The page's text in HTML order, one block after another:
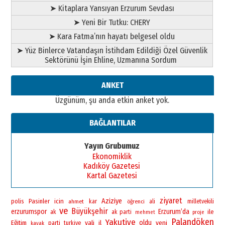
➤ Kitaplara Yansıyan Erzurum Sevdası
➤ Yeni Bir Tutku: CHERY
➤ Kara Fatma’nın hayatı belgesel oldu
➤ Yüz Binlerce Vatandaşın İstihdam Edildiği Özel Güvenlik
Sektörünü İşin Ehline, Uzmanına Sordum
ANKET
Üzgünüm, şu anda etkin anket yok.
BAĞLANTILAR
Yayın Grubumuz
Ekonomiklik
Kadıköy Gazetesi
Kartal Gazetesi
polis Pasinler icin ahmet kar Aziziye öğrenci ali ziyaret milletvekili
erzurumspor ak ve Büyükşehir ak parti mehmet Erzurum’da proje ile
Eğitim kayak parti turkiye vali il Yakutiye oldu yeni Palandöken